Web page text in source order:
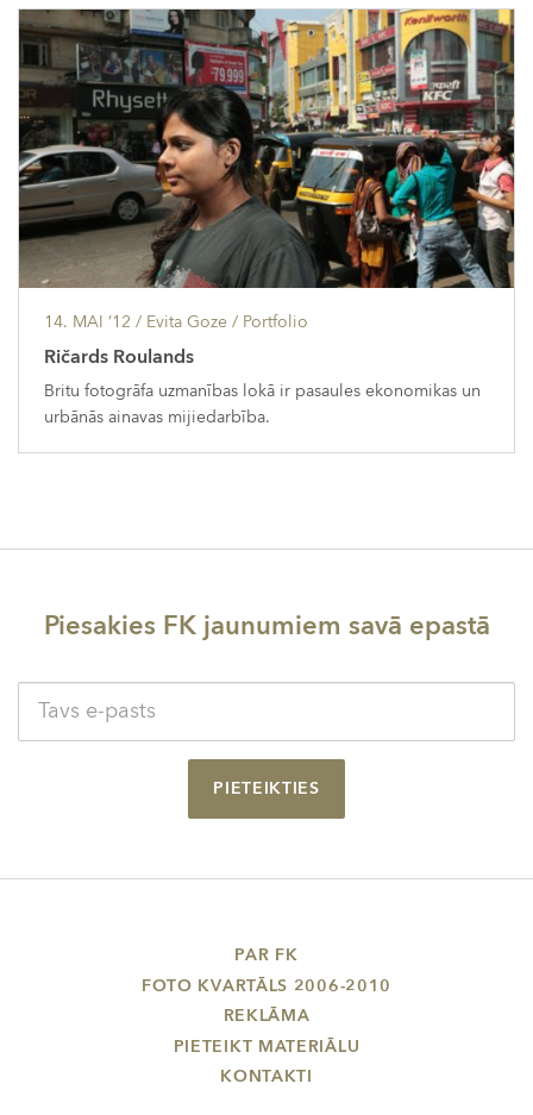
14. MAI ’12 / Evita Goze / Portfolio
Ričards Roulands
Britu fotogrāfa uzmanības lokā ir pasaules ekonomikas un
urbānās ainavas mijiedarbība.
Piesakies FK jaunumiem savā epastā
PIETEIKTIES
PAR FK
FOTO KVARTĀLS 2006-2010
REKLĀMA
PIETEIKT MATERIĀLU
KONTAKTI